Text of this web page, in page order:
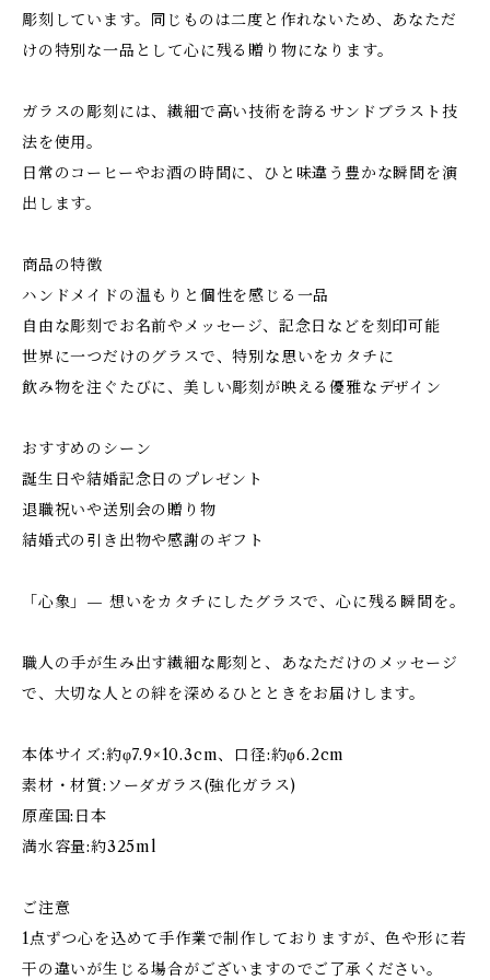
彫刻しています。同じものは二度と作れないため、あなただ
けの特別な一品として心に残る贈り物になります。
ガラスの彫刻には、繊細で高い技術を誇るサンドブラスト技
法を使用。
日常のコーヒーやお酒の時間に、ひと味違う豊かな瞬間を演
出します。
商品の特徴
ハンドメイドの温もりと個性を感じる一品
自由な彫刻でお名前やメッセージ、記念日などを刻印可能
世界に一つだけのグラスで、特別な思いをカタチに
飲み物を注ぐたびに、美しい彫刻が映える優雅なデザイン
おすすめのシーン
誕生日や結婚記念日のプレゼント
退職祝いや送別会の贈り物
結婚式の引き出物や感謝のギフト
「心象」— 想いをカタチにしたグラスで、心に残る瞬間を。
職人の手が生み出す繊細な彫刻と、あなただけのメッセージ
で、大切な人との絆を深めるひとときをお届けします。
本体サイズ:約φ7.9×10.3cm、口径:約φ6.2cm
素材・材質:ソーダガラス(強化ガラス)
原産国:日本
満水容量:約325ml
ご注意
1点ずつ心を込めて手作業で制作しておりますが、色や形に若
干の違いが生じる場合がございますのでご了承ください。